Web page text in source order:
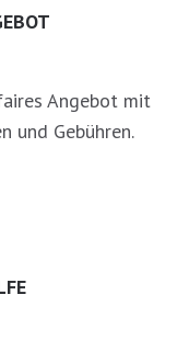
Angebot mit
und Gebühren.